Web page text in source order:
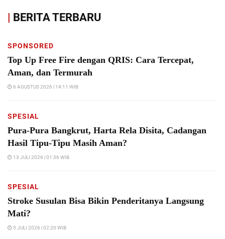
| BERITA TERBARU
SPONSORED
Top Up Free Fire dengan QRIS: Cara Tercepat,
Aman, dan Termurah
6 AGUSTUS 2026 | 14:11 WIB
SPESIAL
Pura-Pura Bangkrut, Harta Rela Disita, Cadangan
Hasil Tipu-Tipu Masih Aman?
13 JULI 2026 | 01:36 WIB
SPESIAL
Stroke Susulan Bisa Bikin Penderitanya Langsung
Mati?
5 JULI 2026 | 02:20 WIB